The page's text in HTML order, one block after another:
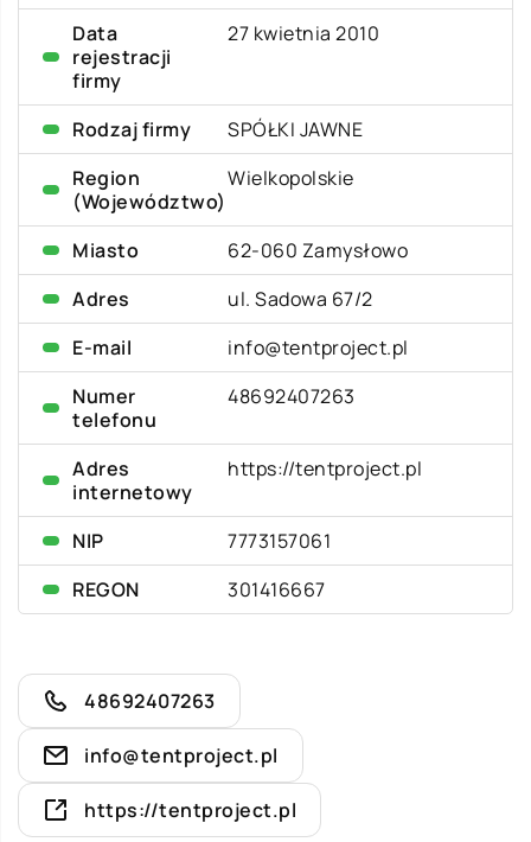
Data
rejestracji
firmy
27 kwietnia 2010
Rodzaj firmy
SPÓŁKI JAWNE
Region
(Województwo)
Wielkopolskie
Miasto
62-060 Zamysłowo
Adres
ul. Sadowa 67/2
E-mail
info@tentproject.pl
Numer
telefonu
48692407263
Adres
internetowy
https://tentproject.pl
NIP
7773157061
REGON
301416667
48692407263
info@tentproject.pl
https://tentproject.pl